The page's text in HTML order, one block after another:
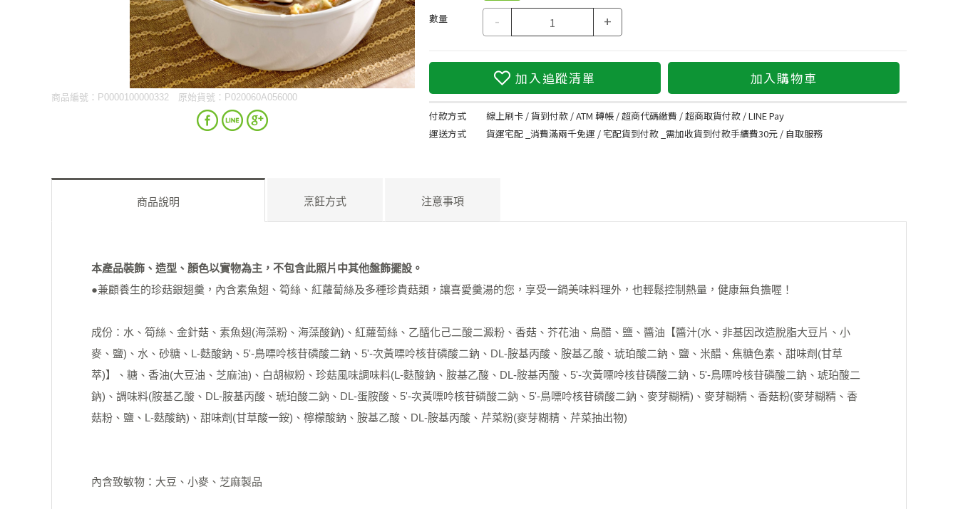
商品編號：P0000100000332 原始貨號：P020060A056000
數量 - +
加入追蹤清單 加入購物車
付款方式
線上刷卡 / 貨到付款 / ATM 轉帳 / 超商代碼繳費 / 超商取貨付款 / LINE Pay
運送方式
貨運宅配 _消費滿兩千免運 / 宅配貨到付款 _需加收貨到付款手續費30元 / 自取服務
商品說明 烹飪方式 注意事項
本產品裝飾、造型、顏色以實物為主，不包含此照片中其他盤飾擺設。
●兼顧養生的珍菇銀翅羹，內含素魚翅、筍絲、紅蘿蔔絲及多種珍貴菇類，讓喜愛羹湯的您，享受一鍋美味料理外，也輕鬆控制熱量，健康無負擔喔！
成份：水、筍絲、金針菇、素魚翅(海藻粉、海藻酸鈉)、紅蘿蔔絲、乙醯化己二酸二澱粉、香菇、芥花油、烏醋、鹽、醬油【醬汁(水、非基因改造脫脂大豆片、小
麥、鹽)、水、砂糖、L-麩酸鈉、5'-鳥嘌呤核苷磷酸二鈉、5'-次黃嘌呤核苷磷酸二鈉、DL-胺基丙酸、胺基乙酸、琥珀酸二鈉、鹽、米醋、焦糖色素、甜味劑(甘草
萃)】、糖、香油(大豆油、芝麻油)、白胡椒粉、珍菇風味調味料(L-麩酸鈉、胺基乙酸、DL-胺基丙酸、5'-次黃嘌呤核苷磷酸二鈉、5'-鳥嘌呤核苷磷酸二鈉、琥珀酸二
鈉)、調味料(胺基乙酸、DL-胺基丙酸、琥珀酸二鈉、DL-蛋胺酸、5'-次黃嘌呤核苷磷酸二鈉、5'-鳥嘌呤核苷磷酸二鈉、麥芽糊精)、麥芽糊精、香菇粉(麥芽糊精、香
菇粉、鹽、L-麩酸鈉)、甜味劑(甘草酸一銨)、檸檬酸鈉、胺基乙酸、DL-胺基丙酸、芹菜粉(麥芽糊精、芹菜抽出物)
內含致敏物：大豆、小麥、芝麻製品